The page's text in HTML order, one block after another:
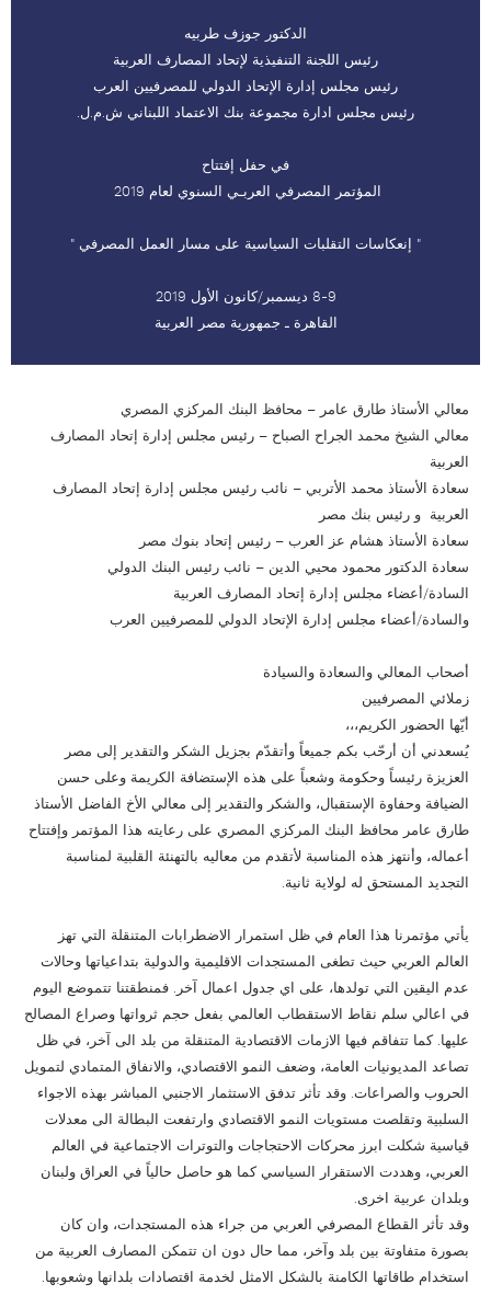
الدكتور جوزف طربيه
رئيس اللجنة التنفيذية لإتحاد المصارف العربية
رئيس مجلس إدارة الإتحاد الدولي للمصرفيين العرب
رئيس مجلس ادارة مجموعة بنك الاعتماد اللبناني ش.م.ل.
في حفل إفتتاح
المؤتمر المصرفي العربـي السنوي لعام 2019
" إنعكاسات التقلبات السياسية على مسار العمل المصرفي "
8-9 ديسمبر/كانون الأول 2019
القاهرة ـ جمهورية مصر العربية
معالي الأستاذ طارق عامر – محافظ البنك المركزي المصري
معالي الشيخ محمد الجراح الصباح – رئيس مجلس إدارة إتحاد المصارف
العربية
سعادة الأستاذ محمد الأتربي – نائب رئيس مجلس إدارة إتحاد المصارف
العربية و رئيس بنك مصر
سعادة الأستاذ هشام عز العرب – رئيس إتحاد بنوك مصر
سعادة الدكتور محمود محيي الدين – نائب رئيس البنك الدولي
السادة/أعضاء مجلس إدارة إتحاد المصارف العربية
والسادة/أعضاء مجلس إدارة الإتحاد الدولي للمصرفيين العرب
أصحاب المعالي والسعادة والسيادة
زملائي المصرفيين
أيّها الحضور الكريم،،،
يُسعدني أن أرحّب بكم جميعاً وأتقدّم بجزيل الشكر والتقدير إلى مصر
العزيزة رئيساً وحكومة وشعباً على هذه الإستضافة الكريمة وعلى حسن
الضيافة وحفاوة الإستقبال، والشكر والتقدير إلى معالي الأخ الفاضل الأستاذ
طارق عامر محافظ البنك المركزي المصري على رعايته هذا المؤتمر وإفتتاح
أعماله، وأنتهز هذه المناسبة لأتقدم من معاليه بالتهنئة القلبية لمناسبة
التجديد المستحق له لولاية ثانية.
يأتي مؤتمرنا هذا العام في ظل استمرار الاضطرابات المتنقلة التي تهز
العالم العربي حيث تطغى المستجدات الاقليمية والدولية بتداعياتها وحالات
عدم اليقين التي تولدها، على اي جدول اعمال آخر. فمنطقتنا تتموضع اليوم
في اعالي سلم نقاط الاستقطاب العالمي بفعل حجم ثرواتها وصراع المصالح
عليها. كما تتفاقم فيها الازمات الاقتصادية المتنقلة من بلد الى آخر، في ظل
تصاعد المديونيات العامة، وضعف النمو الاقتصادي، والانفاق المتمادي لتمويل
الحروب والصراعات. وقد تأثر تدفق الاستثمار الاجنبي المباشر بهذه الاجواء
السلبية وتقلصت مستويات النمو الاقتصادي وارتفعت البطالة الى معدلات
قياسية شكلت ابرز محركات الاحتجاجات والتوترات الاجتماعية في العالم
العربي، وهددت الاستقرار السياسي كما هو حاصل حالياً في العراق ولبنان
وبلدان عربية اخرى.
وقد تأثر القطاع المصرفي العربي من جراء هذه المستجدات، وان كان
بصورة متفاوتة بين بلد وآخر، مما حال دون ان تتمكن المصارف العربية من
استخدام طاقاتها الكامنة بالشكل الامثل لخدمة اقتصادات بلدانها وشعوبها.